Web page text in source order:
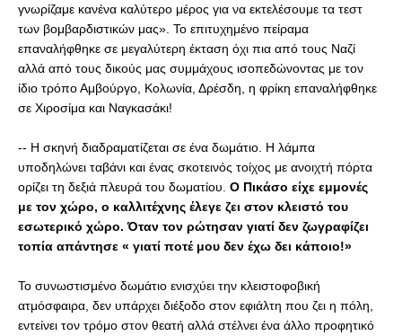
γνωρίζαμε κανένα καλύτερο μέρος για να εκτελέσουμε τα τεστ
των βομβαρδιστικών μας». Το επιτυχημένο πείραμα
επαναλήφθηκε σε μεγαλύτερη έκταση όχι πια από τους Ναζί
αλλά από τους δικούς μας συμμάχους ισοπεδώνοντας με τον
ίδιο τρόπο Αμβούργο, Κολωνία, Δρέσδη, η φρίκη επαναλήφθηκε
σε Χιροσίμα και Ναγκασάκι!
-- Η σκηνή διαδραματίζεται σε ένα δωμάτιο. Η λάμπα
υποδηλώνει ταβάνι και ένας σκοτεινός τοίχος με ανοιχτή πόρτα
ορίζει τη δεξιά πλευρά του δωματίου. Ο Πικάσο είχε εμμονές
με τον χώρο, ο καλλιτέχνης έλεγε ζει στον κλειστό του
εσωτερικό χώρο. Όταν τον ρώτησαν γιατί δεν ζωγραφίζει
τοπία απάντησε « γιατί ποτέ μου δεν έχω δει κάποιο!»
Το συνωστισμένο δωμάτιο ενισχύει την κλειστοφοβική
ατμόσφαιρα, δεν υπάρχει διέξοδο στον εφιάλτη που ζει η πόλη,
εντείνει τον τρόμο στον θεατή αλλά στέλνει ένα άλλο προφητικό